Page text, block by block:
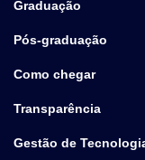
Graduação
Pós-graduação
Como chegar
Transparência
Gestão de